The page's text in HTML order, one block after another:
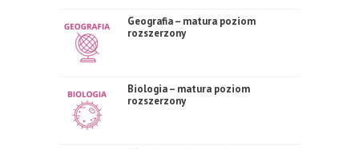
Geografia – matura poziom
rozszerzony
Biologia – matura poziom
rozszerzony